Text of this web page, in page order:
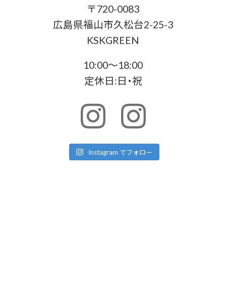
〒720-0083
広島県福山市久松台2-25-3
KSKGREEN
10:00〜18:00
定休日:日・祝
Instagram でフォロー